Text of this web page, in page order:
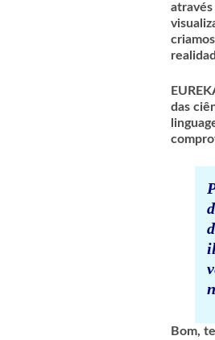
das
Bom,